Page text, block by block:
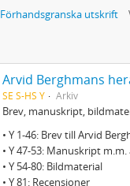
Förhandsgranska utskrift
Arvid Berghmans
SE S-HS Y Arkiv
Brev, manuskript,
• Y 1-46: Brev till Arvid
• Y 47-53: Manuskript
• Y 54-80: Bildmaterial
• Y 81: Recensioner